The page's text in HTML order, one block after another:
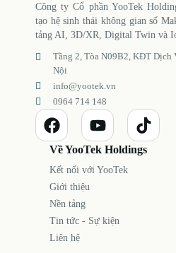
Công ty Cổ phần YooTek
tạo hệ sinh thái không gian số
tảng AI, 3D/XR, Digital Twin và
Tầng 2, Tòa N09B2, KĐT Dịch
Nội
info@yootek.vn
0964 714 148
Về YooTek Holdings
Kết nối với YooTek
Giới thiệu
Nền tảng
Tin tức - Sự kiện
Liên hệ